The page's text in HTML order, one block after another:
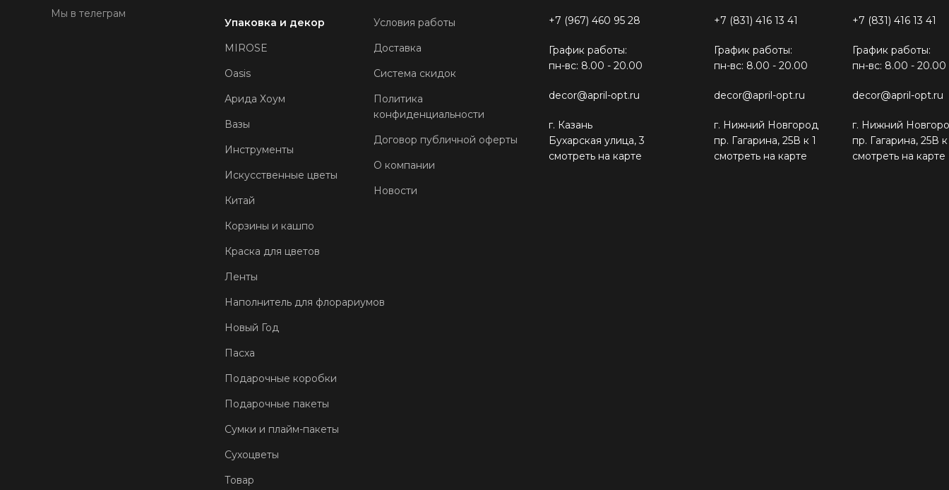
Мы в телеграм
Упаковка и декор
MIROSE
Oasis
Арида Хоум
Вазы
Инструменты
Искусственные цветы
Китай
Корзины и кашпо
Краска для цветов
Ленты
Наполнитель для флорариумов
Новый Год
Пасха
Подарочные коробки
Подарочные пакеты
Сумки и плайм-пакеты
Сухоцветы
Товар
Условия работы
Доставка
Система скидок
Политика
конфиденциальности
Договор публичной оферты
О компании
Новости
+7 (967) 460 95 28
График работы:
пн-вс: 8.00 - 20.00
decor@april-opt.ru
г. Казань
Бухарская улица, 3
смотреть на карте
+7 (831) 416 13 41
График работы:
пн-вс: 8.00 - 20.00
decor@april-opt.ru
г. Нижний Новгород
пр. Гагарина, 25В к 1
смотреть на карте
+7 (831) 416 13 41
График работы:
пн-вс: 8.00 - 20.00
decor@april-opt.ru
г. Нижний
пр. Гагарина, 25В к
смотреть на карте